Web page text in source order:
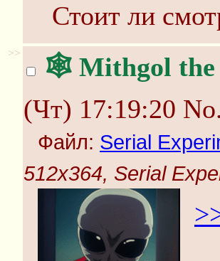
Стоит ли
>>
🕸️ Mithgol the
(Чт) 17:19:20
Файл: Serial
512x364, Serial